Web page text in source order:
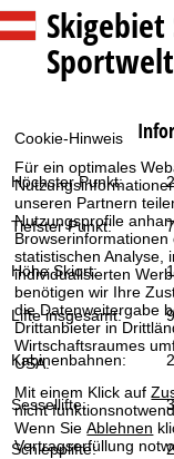
Cookie-Hinweis
Für ein optimales
unseren Partnern
Nutzungsprofile
statistischen Analyse,
individualisierten
benötigen wir Ihre
die Datenweitergabe
Drittanbieter in
Wirtschaftsraumes
USA.
Mit einem Klick auf
nicht
Wenn SieAblehnen
Vertragserfüllung
t
s
e
i
t
e
Skigebiet
Sportwelt
Höchster Punkt:
Tiefster Punkt:
Höhe Skiort:
Lifte insgesamt:
Kabinenbahnen:
Sessellifte:
Schlepplifte: